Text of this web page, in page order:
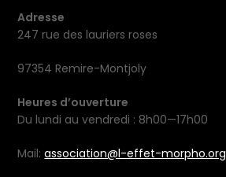
Adresse
247 rue des lauriers roses
97354 Remire-Montjoly
Heures d’ouverture
Du lundi au vendredi : 8h00—17h00
Mail:association@l-effet-morpho.org